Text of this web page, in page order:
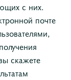
с них.
почте
скажете